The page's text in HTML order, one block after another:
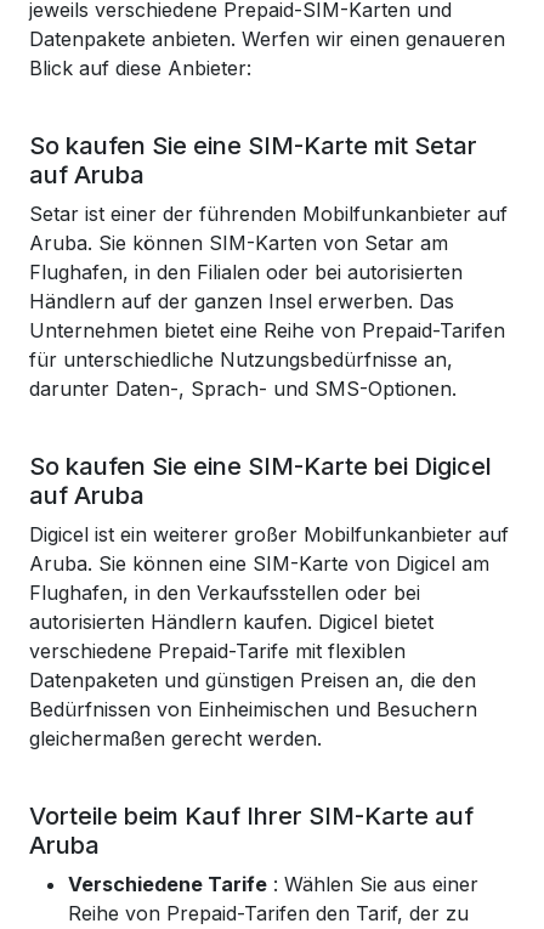
jeweils verschiedene Prepaid-SIM-Karten und
Datenpakete anbieten. Werfen wir einen genaueren
Blick auf diese Anbieter:
So kaufen Sie eine SIM-Karte mit Setar
auf Aruba
Setar ist einer der führenden Mobilfunkanbieter auf
Aruba. Sie können SIM-Karten von Setar am
Flughafen, in den Filialen oder bei autorisierten
Händlern auf der ganzen Insel erwerben. Das
Unternehmen bietet eine Reihe von Prepaid-Tarifen
für unterschiedliche Nutzungsbedürfnisse an,
darunter Daten-, Sprach- und SMS-Optionen.
So kaufen Sie eine SIM-Karte bei Digicel
auf Aruba
Digicel ist ein weiterer großer Mobilfunkanbieter auf
Aruba. Sie können eine SIM-Karte von Digicel am
Flughafen, in den Verkaufsstellen oder bei
autorisierten Händlern kaufen. Digicel bietet
verschiedene Prepaid-Tarife mit flexiblen
Datenpaketen und günstigen Preisen an, die den
Bedürfnissen von Einheimischen und Besuchern
gleichermaßen gerecht werden.
Vorteile beim Kauf Ihrer SIM-Karte auf
Aruba
Verschiedene Tarife : Wählen Sie aus einer
Reihe von Prepaid-Tarifen den Tarif, der zu